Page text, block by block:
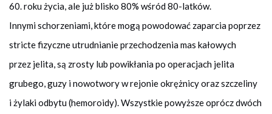
60. roku życia, ale już blisko 80% wśród 80-latków.
Innymi schorzeniami, które mogą powodować zaparcia poprzez
stricte fizyczne utrudnianie przechodzenia mas kałowych
przez jelita, są zrosty lub powikłania po operacjach jelita
grubego, guzy i nowotwory w rejonie okrężnicy oraz szczeliny
i żylaki odbytu (hemoroidy). Wszystkie powyższe oprócz dwóch